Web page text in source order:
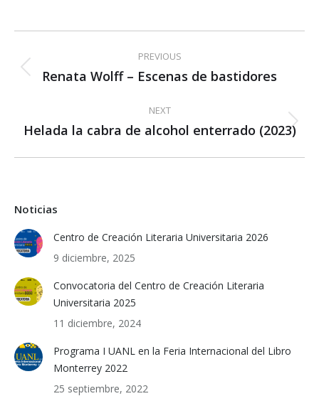
navigation
PREVIOUS
Previous
Renata Wolff – Escenas de bastidores
NEXT
Next
Helada la cabra de alcohol enterrado (2023)
Noticias
Centro de Creación Literaria Universitaria 2026
9 diciembre, 2025
Convocatoria del Centro de Creación Literaria
Universitaria 2025
11 diciembre, 2024
Programa I UANL en la Feria Internacional del Libro
Monterrey 2022
25 septiembre, 2022